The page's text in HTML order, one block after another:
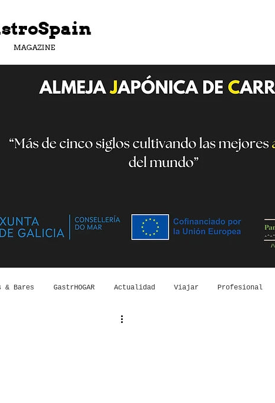
MAGAZINE
& Bares GastrHOGAR Actualidad Viajar Profesional